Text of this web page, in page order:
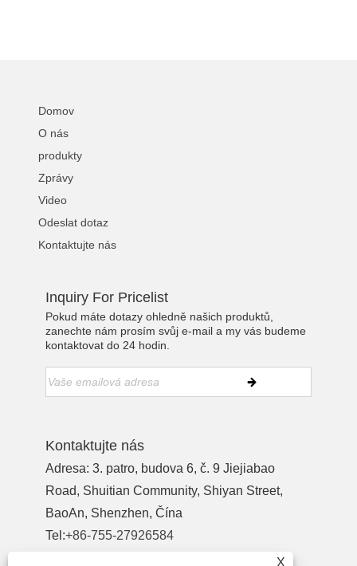
Domov
O nás
produkty
Zprávy
Video
Odeslat dotaz
Kontaktujte nás
Inquiry For Pricelist
Pokud máte dotazy ohledně našich produktů,
zanechte nám prosím svůj e-mail a my vás budeme
kontaktovat do 24 hodin.
Kontaktujte nás
Adresa: 3. patro, budova 6, č. 9 Jiejiabao
Road, Shuitian Community, Shiyan Street,
BaoAn, Shenzhen, Čína
Tel:+86-755-27926584
X